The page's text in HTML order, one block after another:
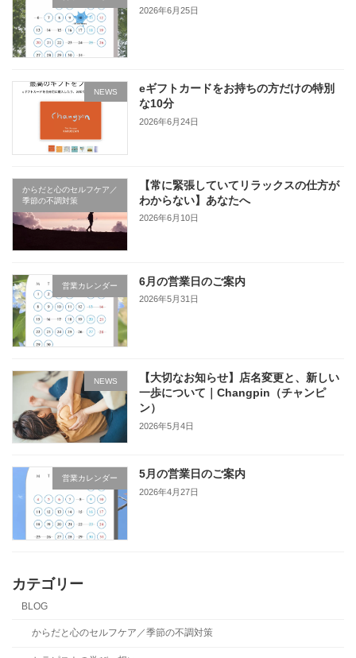
2026年6月25日
NEWS
eギフトカードをお持ちの方だけの特別
な10分
2026年6月24日
からだと心のセルフケア／
季節の不調対策
【常に緊張していてリラックスの仕方が
わからない】あなたへ
2026年6月10日
営業カレンダー 6月の営業日のご案内
2026年5月31日
NEWS
【大切なお知らせ】店名変更と、新しい
一歩について｜Changpin（チャンピ
ン）
2026年5月4日
営業カレンダー 5月の営業日のご案内
2026年4月27日
カテゴリー
BLOG
からだと心のセルフケア／季節の不調対策